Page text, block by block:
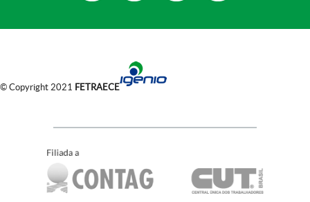
© Copyright 2021 FETRAECE